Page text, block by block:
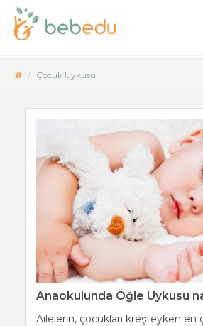
Çocuk Uykusu
Anaokulunda Öğle Uykusu
Ailelerin, çocukları kreşteyken en